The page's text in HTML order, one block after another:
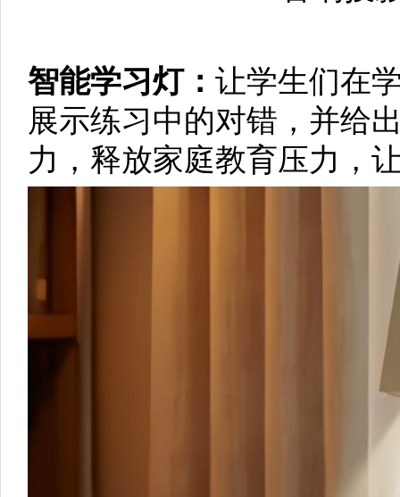
智能学习灯： 让学生们在
展示练习中的对错，并给
力，释放家庭教育压力，